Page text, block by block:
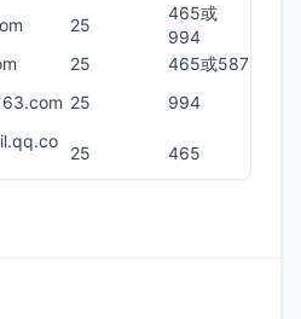
25
465或
994
25
465或587
25
994
25 465